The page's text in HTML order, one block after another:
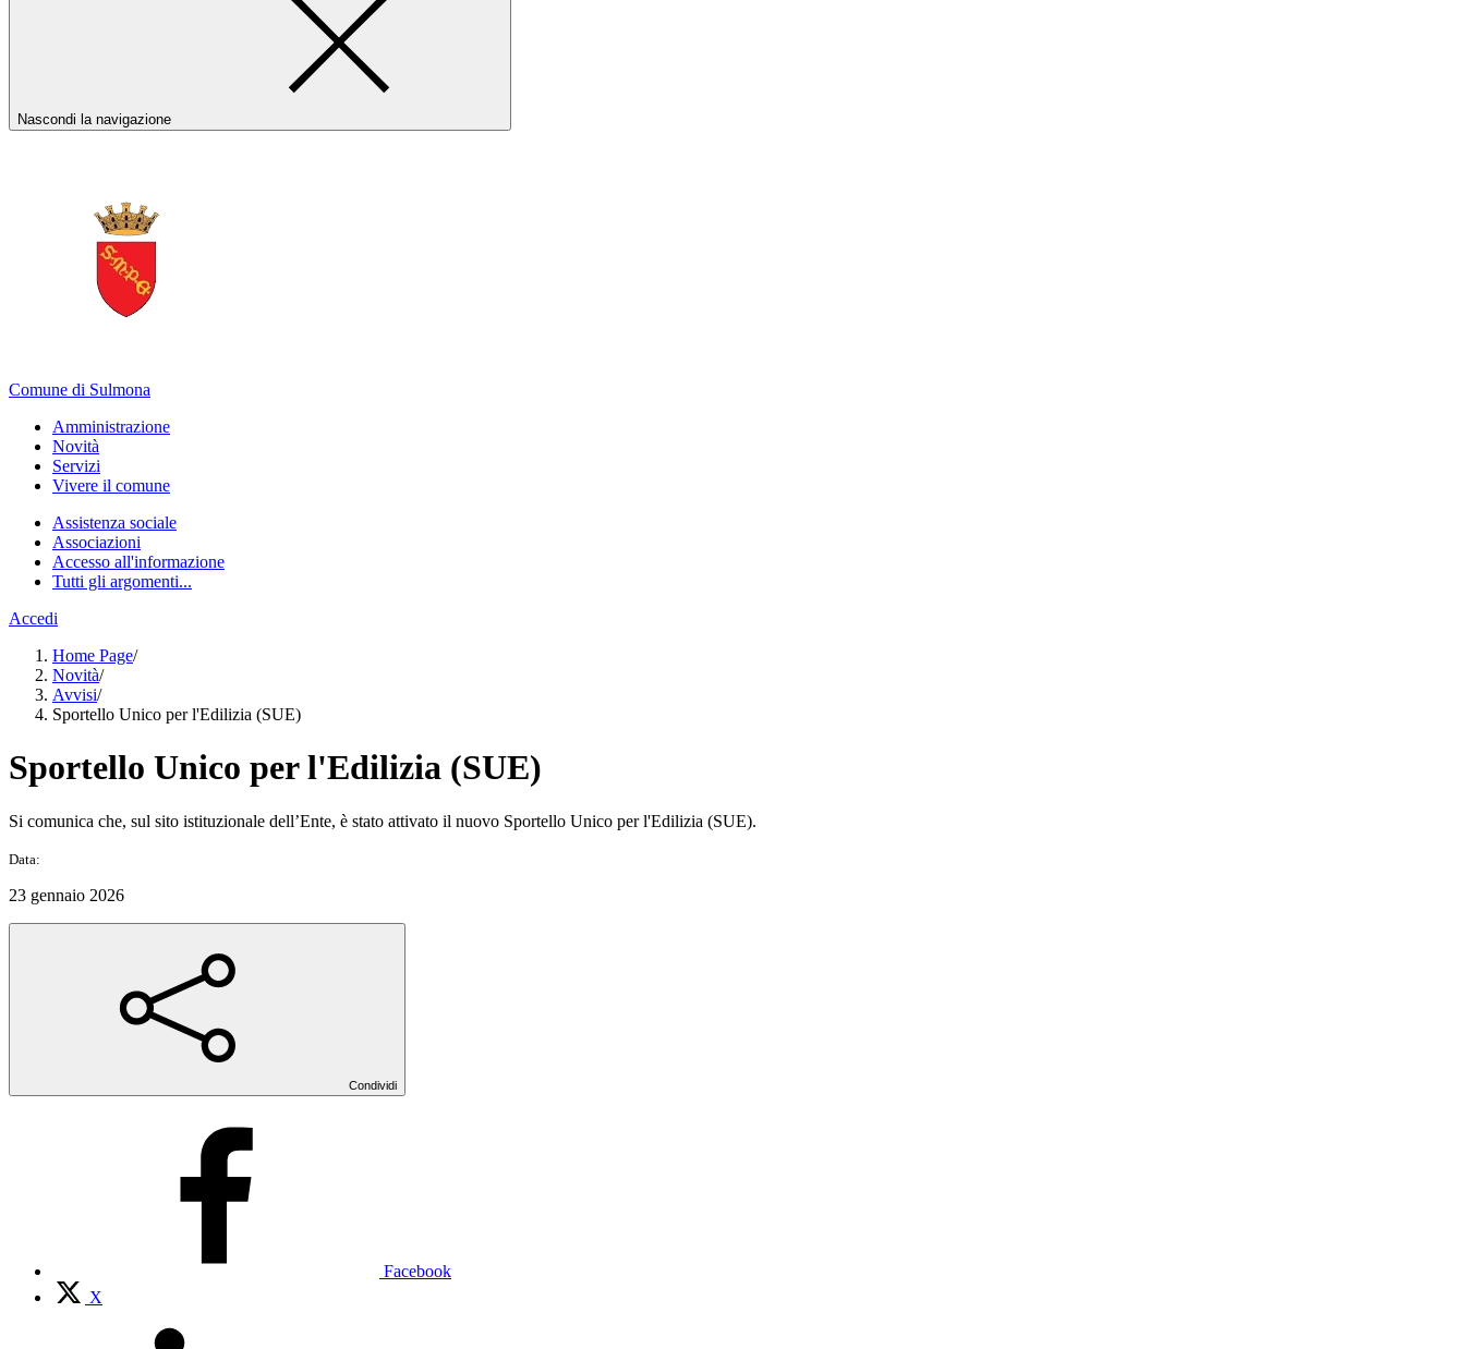
Nascondi la navigazione
Comune di Sulmona
Amministrazione
Novità
Servizi
Vivere il comune
Assistenza sociale
Associazioni
Accesso all'informazione
Tutti gli argomenti...
Accedi
Home Page/
Novità/
Avvisi/
Sportello Unico per l'Edilizia (SUE)
Sportello Unico per l'Edilizia (SUE)
Si comunica che, sul sito istituzionale dell’Ente, è stato attivato il nuovo Sportello Unico per l'Edilizia (SUE).
Data:
23 gennaio 2026
Condividi
Facebook
X